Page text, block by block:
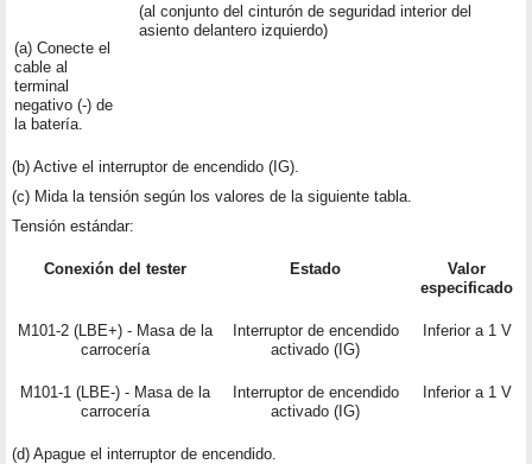
(a) Conecte el
cable al
terminal
negativo (-) de
la batería.
(al conjunto del cinturón de seguridad interior del
asiento delantero izquierdo)
(b) Active el interruptor de encendido (IG).
(c) Mida la tensión según los valores de la siguiente tabla.
Tensión estándar:
Conexión del tester Estado
Valor
especificado
M101-2 (LBE+) - Masa de la
carrocería
Interruptor de encendido
activado (IG)
Inferior a 1 V
M101-1 (LBE-) - Masa de la
carrocería
Interruptor de encendido
activado (IG)
Inferior a 1 V
(d) Apague el interruptor de encendido.